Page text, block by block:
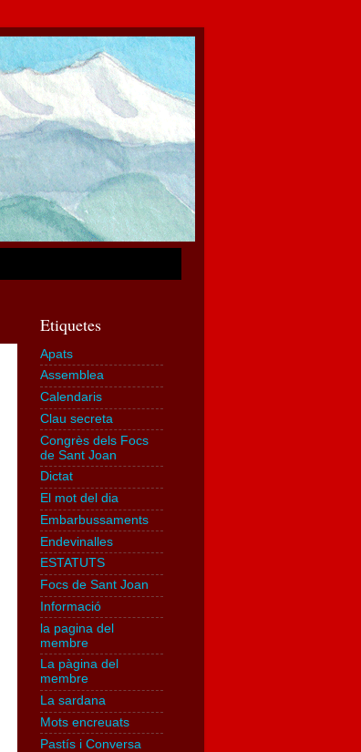
Etiquetes
Apats
Assemblea
Calendaris
Clau secreta
Congrès dels Focs
de Sant Joan
Dictat
El mot del dia
Embarbussaments
Endevinalles
ESTATUTS
Focs de Sant Joan
Informació
la pagina del
membre
La pàgina del
membre
La sardana
Mots encreuats
Pastís i Conversa